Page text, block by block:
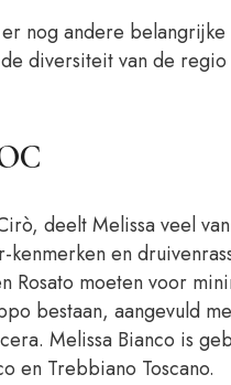
nog andere belangrijke
diversiteit van de regio
deelt Melissa veel van
en
Rosato moeten voor
bestaan, aangevuld
Melissa Bianco is
en Trebbiano Toscano.